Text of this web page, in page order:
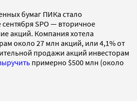
бумаг ПИКа стало
SPO — вторичное
акций. Компания хотела
около 27 млн акций, или 4,1% от
продажи акций инвесторам
примерно $500 млн (около